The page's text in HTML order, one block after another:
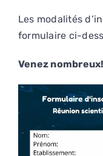
Les modalités
formulaire ci-
Venez nombreux!